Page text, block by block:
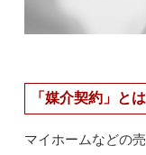
「媒介契約」と
マイホームなどの